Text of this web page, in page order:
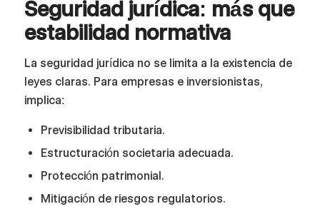
Seguridad jurídica: más que
estabilidad normativa
La seguridad jurídica no se limita a la existencia de
leyes claras. Para empresas e inversionistas,
implica:
Previsibilidad tributaria.
Estructuración societaria adecuada.
Protección patrimonial.
Mitigación de riesgos regulatorios.